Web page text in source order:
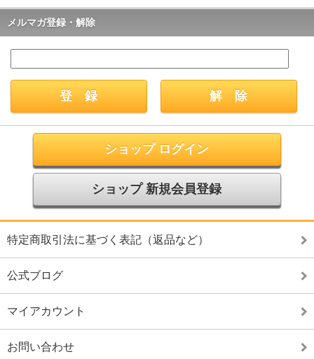
メルマガ登録・解除
ショップ ログイン
ショップ 新規会員登録
特定商取引法に基づく表記（返品など）
公式ブログ
マイアカウント
お問い合わせ